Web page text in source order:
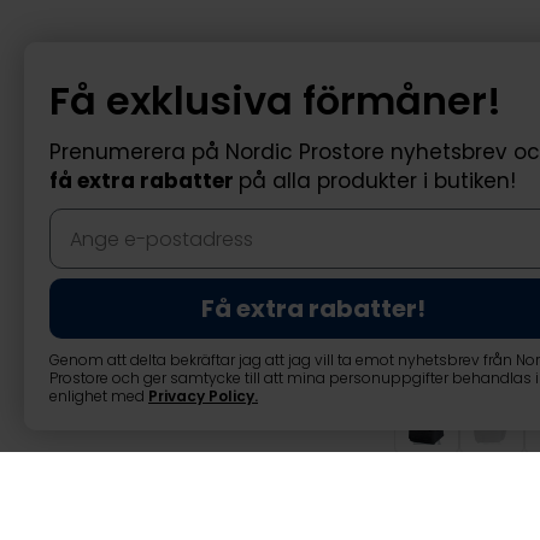
Få exklusiva förmåner!
Prenumerera på Nordic Prostore nyhetsbrev
få extra rabatter på alla produkter i butiken!
Få extra rabatter!
Genom att delta bekräftar jag att jag vill ta emot nyhetsbrev från
Prostore och ger samtycke till att mina personuppgifter behandlas i
enlighet med Privacy Policy.